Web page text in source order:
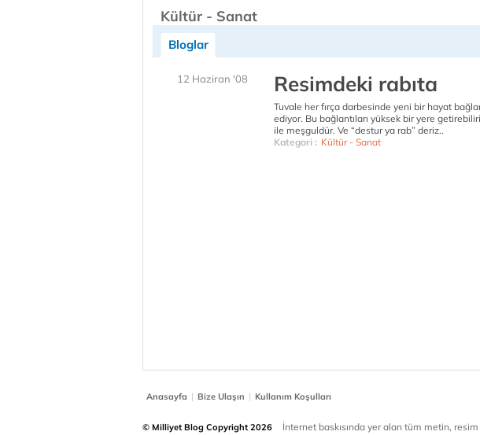
Kültür - Sanat
Bloglar
12 Haziran '08 Resimdeki rabıta
Tuvale her fırça darbesinde yeni bir hayat
ediyor. Bu bağlantıları yüksek bir yere
ile meşguldür. Ve “destur ya rab” deriz..
Kategori : Kültür - Sanat
Anasayfa | Bize Ulaşın | Kullanım Koşulları
© Milliyet Blog Copyright 2026
İnternet baskısında yer alan tüm metin,